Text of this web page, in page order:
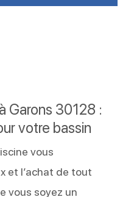
Garons 30128 :
votre bassin
vous
et l’achat de tout
vous soyez un